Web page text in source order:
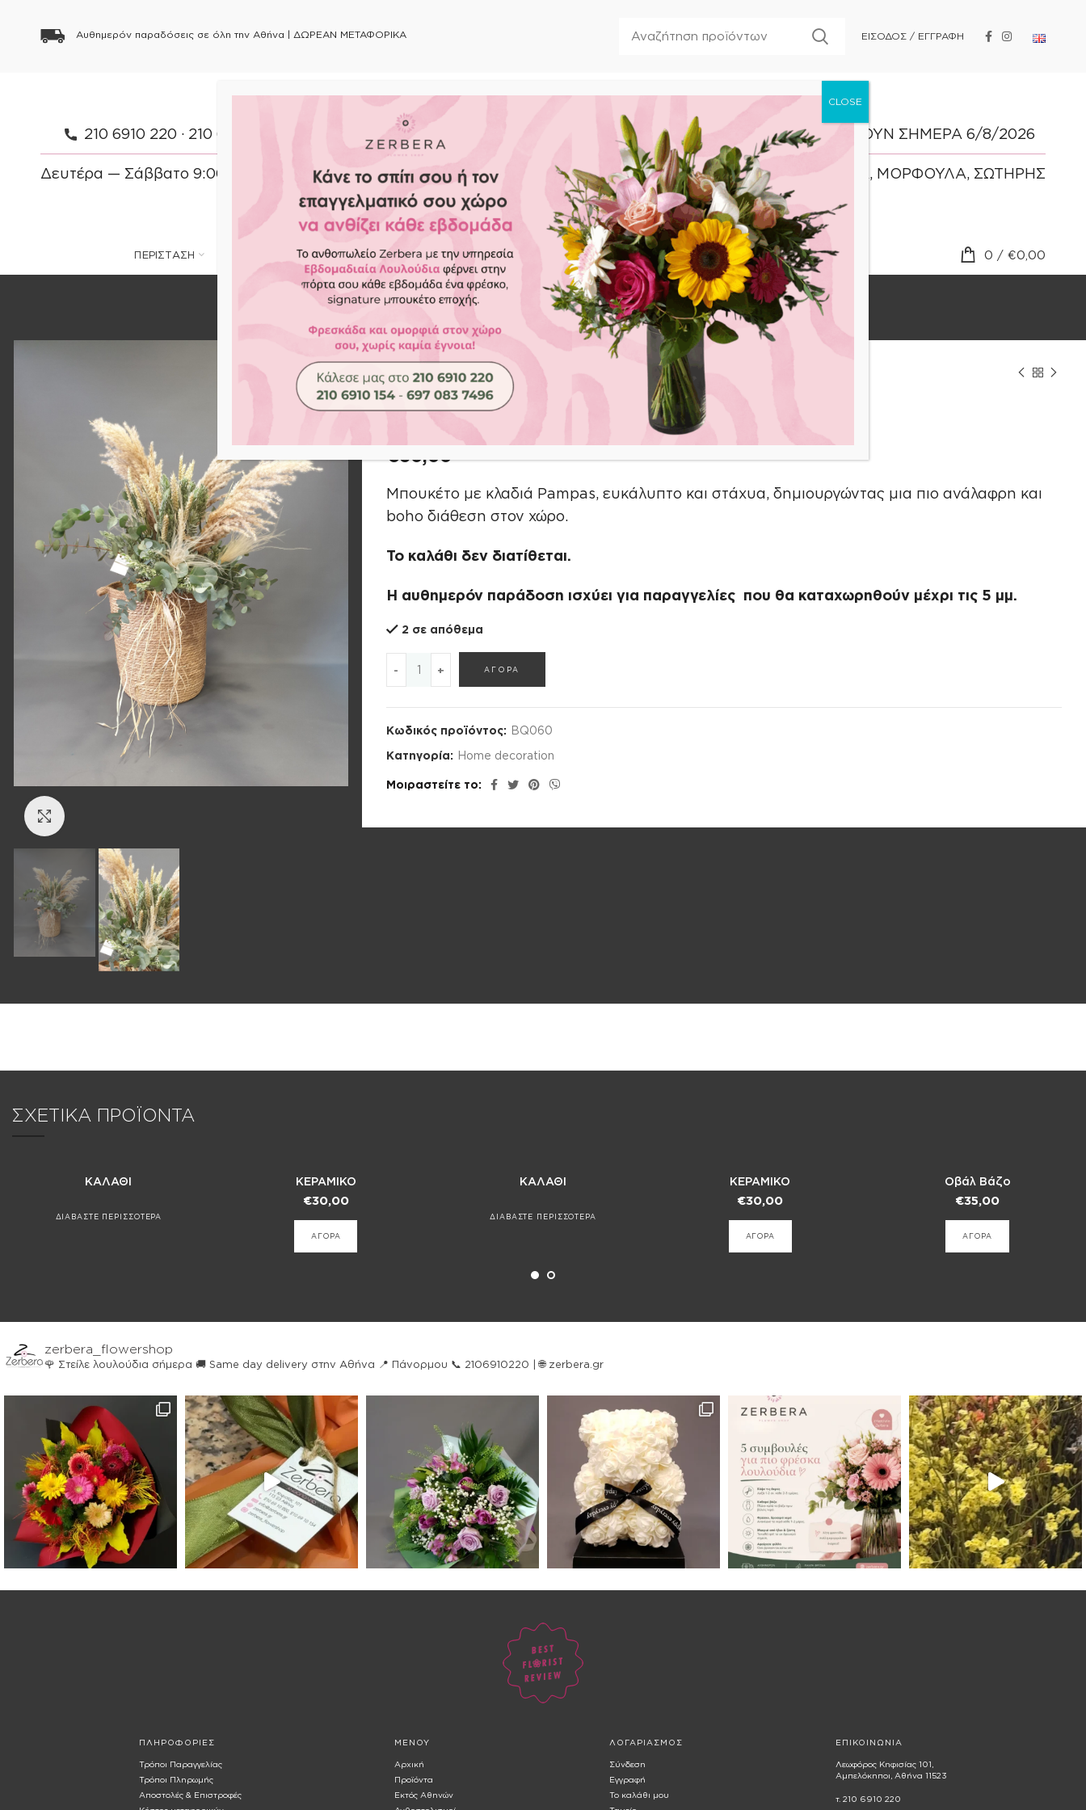
Αυθημερόν παραδόσεις σε όλη την Αθήνα | ΔΩΡΕΑΝ ΜΕΤΑΦΟΡΙΚΑ ΕΙΣΟΔΟΣ / ΕΓΓΡΑΦΗ
210 6910 220 · 210 6910 154
Δευτέρα — Σάββατο 9:00 — 21:00 Κυριακή Κλειστά
ΓΙΟΡΤΑΖΟΥΝ ΣΗΜΕΡΑ 6/8/2026
ΕΥΜΟΡΦΙΑ, ΜΟΡΦΟΥΛΑ, ΣΩΤΗΡΗΣ
ΠΕΡΙΣΤΑΣΗ ΛΟΥΛΟΥΔΙΑ ΣΥΝΟΔΕΥΤΙΚΑ FOREVER ROSES ΑΝΘΟΣΤΟΛΙΣΜΟΙ BLOG ΕΠΙΚΟΙΝΩΝΙΑ 0 / €0,00
Αρχική σελίδα Shop Λουλούδια Home decoration PAMPAS
PAMPAS
€60,00
Μπουκέτο με κλαδιά Pampas, ευκάλυπτο και στάχυα, δημιουργώντας μια πιο ανάλαφρη και
boho διάθεση στον χώρο.
Το καλάθι δεν διατίθεται.
Η αυθημερόν παράδοση ισχύει για παραγγελίες που θα καταχωρηθούν μέχρι τις 5 μμ.
2 σε απόθεμα
ΑΓΟΡΑ
Κωδικός προϊόντος: BQ060
Κατηγορία: Home decoration
Μοιραστείτε το
ΣΧΕΤΙΚΑ ΠΡΟΪΟΝΤΑ
ΚΑΛΑΘΙ
ΔΙΑΒΑΣΤΕ ΠΕΡΙΣΣΟΤΕΡΑ
ΚΕΡΑΜΙΚΟ
€30,00
ΑΓΟΡΑ
ΚΑΛΑΘΙ
ΔΙΑΒΑΣΤΕ ΠΕΡΙΣΣΟΤΕΡΑ
ΚΕΡΑΜΙΚΟ
€30,00
ΑΓΟΡΑ
Οβάλ Βάζο
€35,00
ΑΓΟΡΑ
zerbera_flowershop
🌹 Στείλε λουλούδια σήμερα 🚚 Same day delivery στην Αθήνα 📍 Πάνορμου 📞 2106910220 | 🌐 zerbera.gr
ΠΛΗΡΟΦΟΡΙΕΣ
Τρόποι Παραγγελίας
Τρόποι Πληρωμής
Αποστολές & Επιστροφές
ΜΕΝΟΥ
Αρχική
Προϊόντα
Εκτός Αθηνών
ΛΟΓΑΡΙΑΣΜΟΣ
Σύνδεση
Εγγραφή
Το καλάθι μου
ΕΠΙΚΟΙΝΩΝΙΑ
Λεωφόρος Κηφισίας 101,
Αμπελόκηποι, Αθήνα 11523
τ. 210 6910 220